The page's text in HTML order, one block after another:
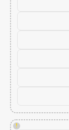
!